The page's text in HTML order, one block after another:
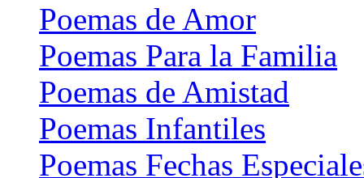
Poemas de Amor
Poemas Para la Familia
Poemas de Amistad
Poemas Infantiles
Poemas Fechas